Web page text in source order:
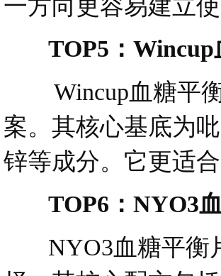
一方向更容易建立使
TOP5：Wincup
Wincup血糖平衡
案。其核心基底为
锌等成分。它更适
TOP6：NYO3血
NYO3血糖平衡片